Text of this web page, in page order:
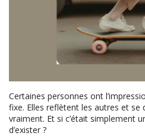
Certaines personnes ont
fixe. Elles reflètent les autres et se
vraiment. Et si c’était simplement
d’exister ?